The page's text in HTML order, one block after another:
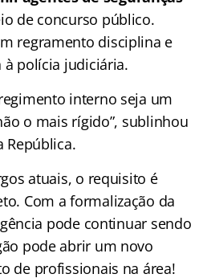
de concurso público.
regramento disciplina e
à polícia judiciária.
interno seja um
o mais rígido”, sublinhou
República.
atuais, o requisito é
Com a formalização da
pode continuar sendo
pode abrir um novo
de profissionais na área!